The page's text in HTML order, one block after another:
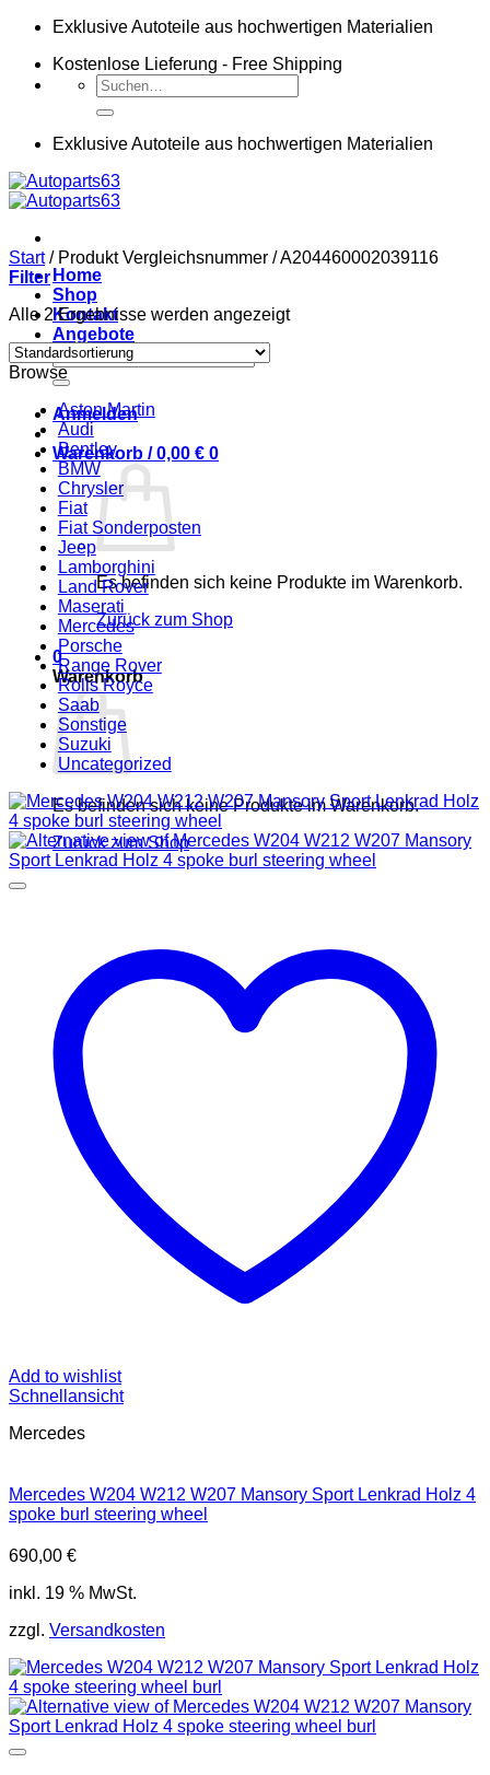
Zum
springen
Exklusive Autoteile aus hochwertigen Materialien
Kostenlose Lieferung - Free Shipping
Suchen
nach:
Exklusive Autoteile aus hochwertigen Materialien
Home
Shop
Kontakt
Angebote
Suchen
nach:
Anmelden
Warenkorb /0,00 € 0
Es befinden sich keine Produkte im Warenkorb.
Zurück zum Shop
0
Warenkorb
Es befinden sich keine Produkte im Warenkorb.
Zurück zum Shop
Start /Produkt Vergleichsnummer /A204460002039116
Filter
Alle 2 Ergebnisse werden angezeigt
Browse
Aston Martin
Audi
Bentley
BMW
Chrysler
Fiat
Fiat Sonderposten
Jeep
Lamborghini
Land Rover
Maserati
Mercedes
Porsche
Range Rover
Rolls Royce
Saab
Sonstige
Suzuki
Uncategorized
Add to wishlist
Schnellansicht
Mercedes
Mercedes W204 W212 W207 Mansory Sport Lenkrad Holz 4
spoke burl steering wheel
690,00 €
inkl. 19 % MwSt.
zzgl. Versandkosten